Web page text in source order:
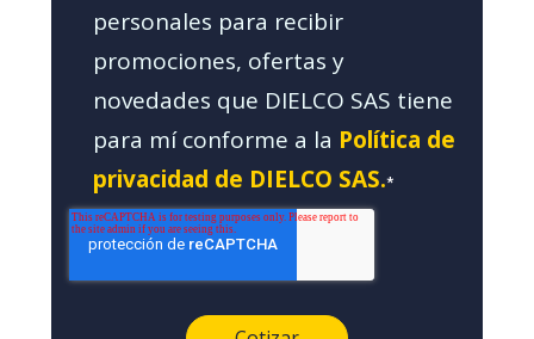
personales para recibir
promociones, ofertas y
novedades que DIELCO SAS tiene
para mí conforme a la Política de
privacidad de DIELCO SAS.*